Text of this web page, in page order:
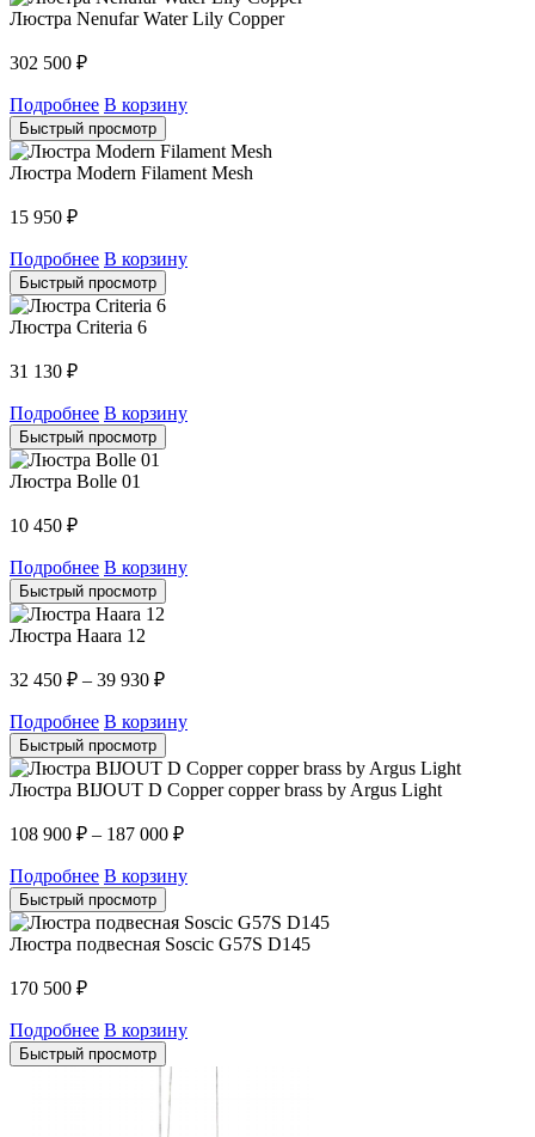
Люстра Nenufar Water Lily Copper
302 500 ₽
Подробнее В корзину
Быстрый просмотр
Люстра Modern Filament Mesh
15 950 ₽
Подробнее В корзину
Быстрый просмотр
Люстра Criteria 6
31 130 ₽
Подробнее В корзину
Быстрый просмотр
Люстра Bolle 01
10 450 ₽
Подробнее В корзину
Быстрый просмотр
Люстра Haara 12
32 450 ₽ – 39 930 ₽
Подробнее В корзину
Быстрый просмотр
Люстра BIJOUT D Copper copper brass by Argus Light
108 900 ₽ – 187 000 ₽
Подробнее В корзину
Быстрый просмотр
Люстра подвесная Soscic G57S D145
170 500 ₽
Подробнее В корзину
Быстрый просмотр